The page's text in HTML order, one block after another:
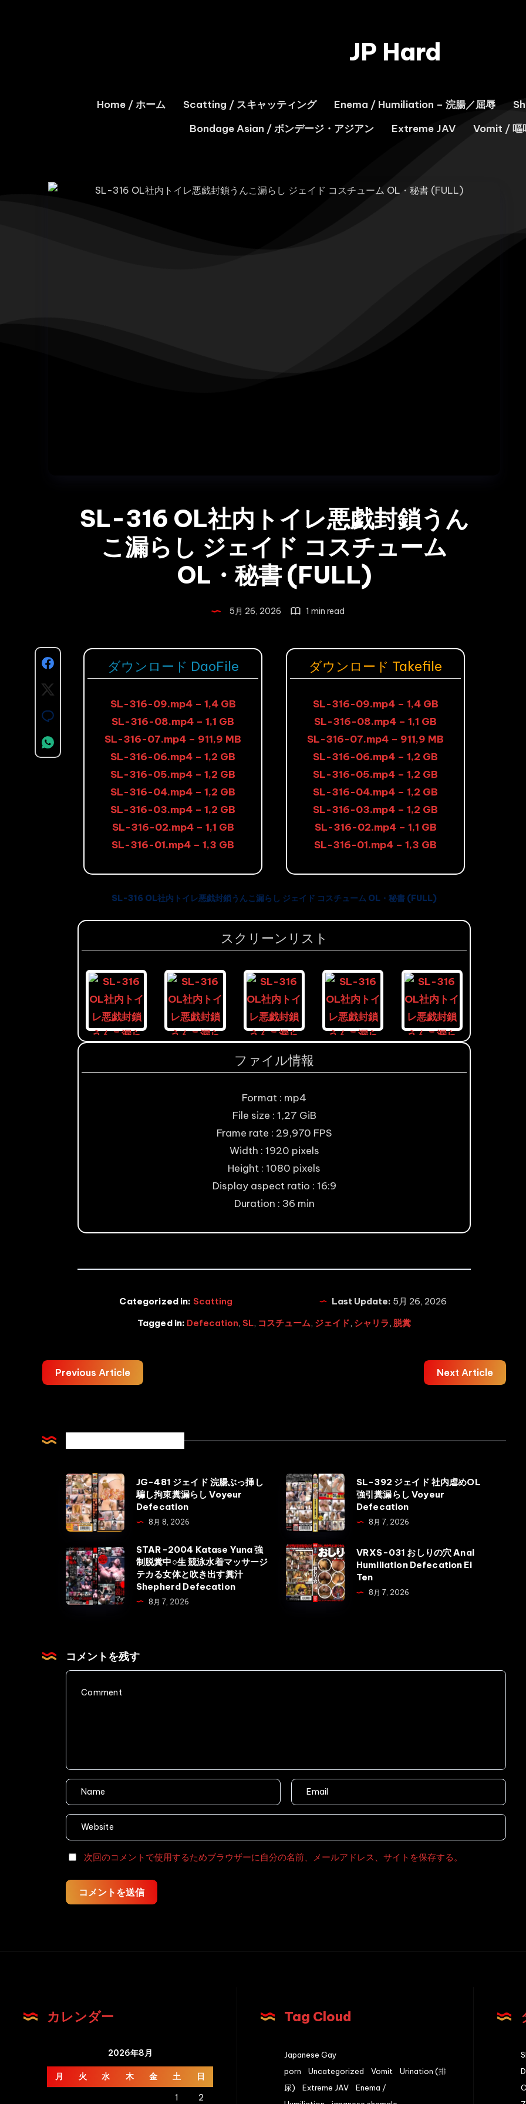
JP Hard
Home / ホーム Scatting / スキャッティング Enema / Humiliation – 浣腸／屈辱
Bondage Asian / ボンデージ・アジアン
Extreme JAV Vomit / 嘔
SL-316 OL社内トイレ悪戯封鎖うん
こ漏らし ジェイド コスチューム
OL・秘書 (FULL)
5月 26, 2026 1 min read
Email
ダウンロード DaoFile
SL-316-09.mp4 – 1,4 GB
SL-316-08.mp4 – 1,1 GB
SL-316-07.mp4 – 911,9 MB
SL-316-06.mp4 – 1,2 GB
SL-316-05.mp4 – 1,2 GB
SL-316-04.mp4 – 1,2 GB
SL-316-03.mp4 – 1,2 GB
SL-316-02.mp4 – 1,1 GB
SL-316-01.mp4 – 1,3 GB
ダウンロード Takefile
SL-316-09.mp4 – 1,4 GB
SL-316-08.mp4 – 1,1 GB
SL-316-07.mp4 – 911,9 MB
SL-316-06.mp4 – 1,2 GB
SL-316-05.mp4 – 1,2 GB
SL-316-04.mp4 – 1,2 GB
SL-316-03.mp4 – 1,2 GB
SL-316-02.mp4 – 1,1 GB
SL-316-01.mp4 – 1,3 GB
SL-316 OL社内トイレ悪戯封鎖うんこ漏らし ジェイド コスチューム OL・秘書 (FULL)
スクリーンリスト
ファイル情報
Format : mp4
File size : 1,27 GiB
Frame rate : 29,970 FPS
Width : 1920 pixels
Height : 1080 pixels
Display aspect ratio : 16:9
Duration : 36 min
Categorized in: Scatting Last Update: 5月 26, 2026
Tagged in: Defecation, SL, コスチューム, ジェイド, シャリラ, 脱糞
Previous Article Next Article
JG-
481
ジ
ェ
イ
ド
浣
腸
し
騙
ら
Voyeur
Defecation
JG-481 ジェイド 浣腸ぶっ挿し
騙し拘束糞漏らし Voyeur
Defecation
8月 8, 2026
SL-
392
ジ
ェ
イ
ド
社
内
Defecation
SL-392 ジェイド 社内虐めOL
強引糞漏らし Voyeur
Defecation
8月 7, 2026
STAR-
2004
Katase
Yuna
脱
糞
水
着
マ
ッ
サ
テ
カ
出
Shepherd
STAR-2004 Katase Yuna 強
制脱糞中○生 競泳水着マッサージ
テカる女体と吹き出す糞汁
Shepherd Defecation
8月 7, 2026
VRXS-
031
お
し
VRXS-031 おしりの穴 Anal
Humiliation Defecation Ei
Ten
8月 7, 2026
コメントを残す
次回のコメントで使用するためブラウザーに自分の名前、メールアドレス、サイトを保存する。
コメントを送信
カレンダー
2026年8月
月 火 水 木 金 土
日
1
2
Tag Cloud
Japanese Gay
porn
Uncategorized Vomit
Urination (排
尿)
Extreme JAV
Enema /